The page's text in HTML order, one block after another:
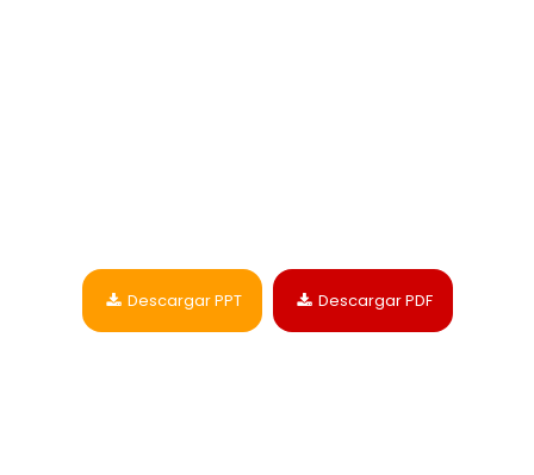
Descargar PPT Descargar PDF